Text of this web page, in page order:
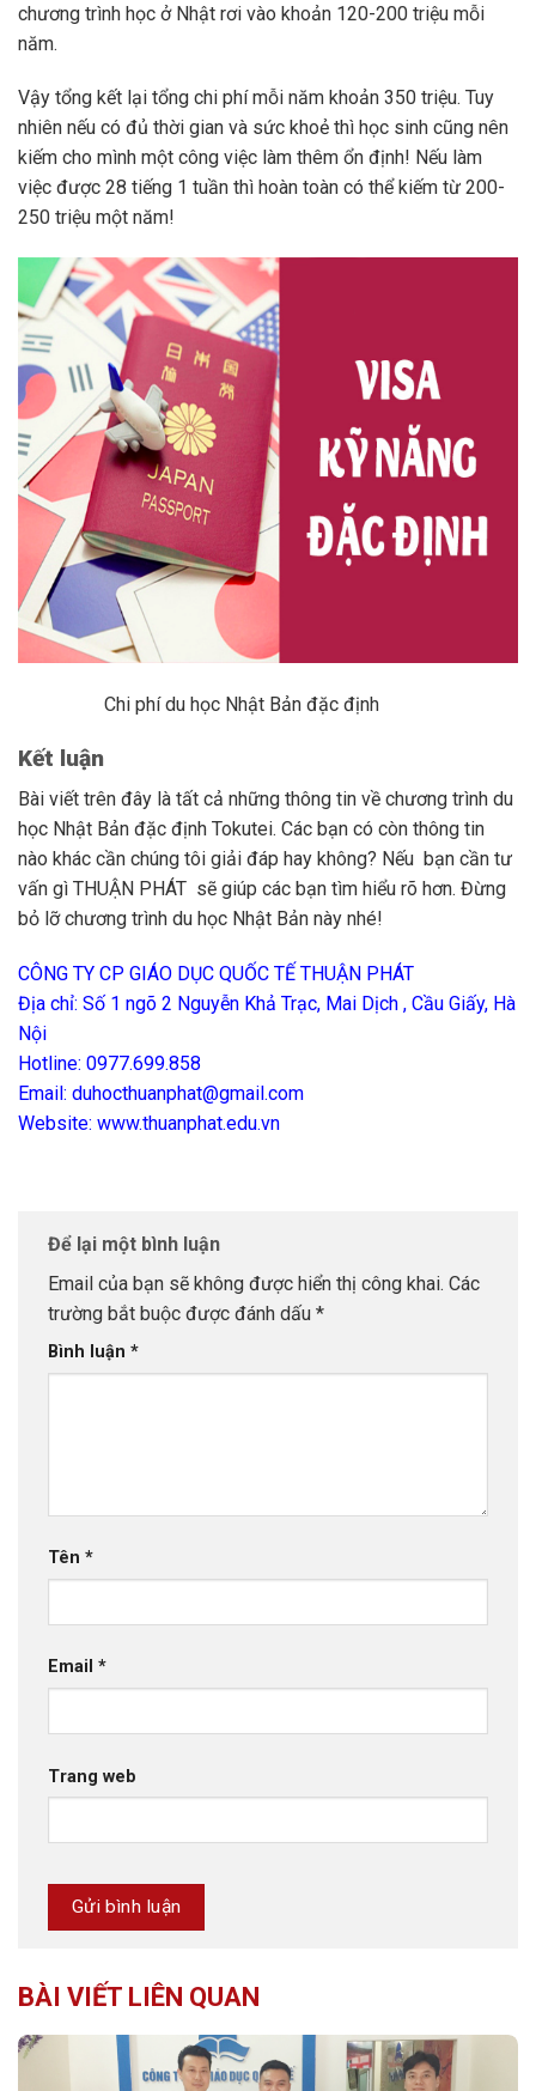
chương trình học ở Nhật rơi vào khoản 120-200 triệu mỗi
năm.
Vậy tổng kết lại tổng chi phí mỗi năm khoản 350 triệu. Tuy
nhiên nếu có đủ thời gian và sức khoẻ thì học sinh cũng nên
kiếm cho mình một công việc làm thêm ổn định! Nếu làm
việc được 28 tiếng 1 tuần thì hoàn toàn có thể kiếm từ 200-
250 triệu một năm!
Chi phí du học Nhật Bản đặc định
Kết luận
Bài viết trên đây là tất cả những thông tin về chương trình du
học Nhật Bản đặc định Tokutei. Các bạn có còn thông tin
nào khác cần chúng tôi giải đáp hay không? Nếu bạn cần tư
vấn gì THUẬN PHÁT sẽ giúp các bạn tìm hiểu rõ hơn. Đừng
bỏ lỡ chương trình du học Nhật Bản này nhé!
CÔNG TY CP GIÁO DỤC QUỐC TẾ THUẬN PHÁT
Địa chỉ: Số 1 ngõ 2 Nguyễn Khả Trạc, Mai Dịch , Cầu Giấy, Hà
Nội
Hotline: 0977.699.858
Email: duhocthuanphat@gmail.com
Website: www.thuanphat.edu.vn
Để lại một bình luận
Email của bạn sẽ không được hiển thị công khai. Các
trường bắt buộc được đánh dấu *
Bình luận *
Tên *
Email *
Trang web
BÀI VIẾT LIÊN QUAN